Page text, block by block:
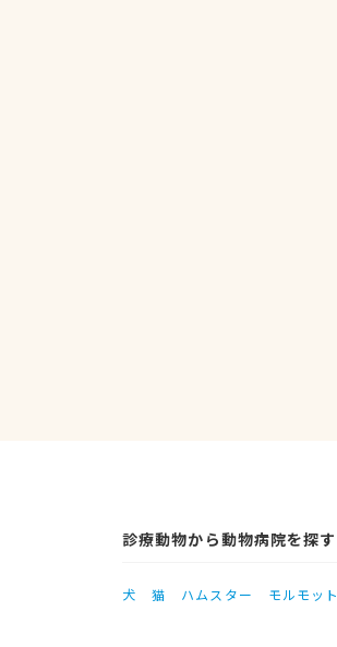
診療動物から動物病院を探す
犬 猫 ハムスター モルモット